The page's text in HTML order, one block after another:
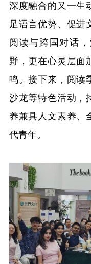
深度融合的又一生
足语言优势、促进
阅读与跨国对话
野，更在心灵层面
鸣。接下来，阅读
沙龙等特色活动，
养兼具人文素养、
代青年。